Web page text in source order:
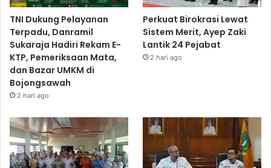
TNI Dukung Pelayanan
Terpadu, Danramil
Sukaraja Hadiri Rekam E-
KTP, Pemeriksaan Mata,
dan Bazar UMKM di
Bojongsawah
2 hari ago
Perkuat Birokrasi Lewat
Sistem Merit, Ayep Zaki
Lantik 24 Pejabat
2 hari ago